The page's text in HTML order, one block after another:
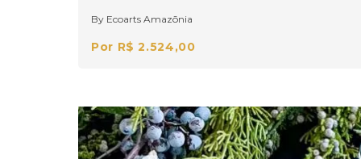
By Ecoarts Amazōnia
Por R$ 2.524,00